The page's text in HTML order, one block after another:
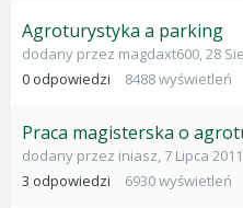
Agroturystyka a parking
dodany przez magdaxt600,28
0 odpowiedzi 8488wyświetleń
Praca magisterska o
dodany przez iniasz, 7 Lipca 2011
3 odpowiedzi 6930wyświetleń